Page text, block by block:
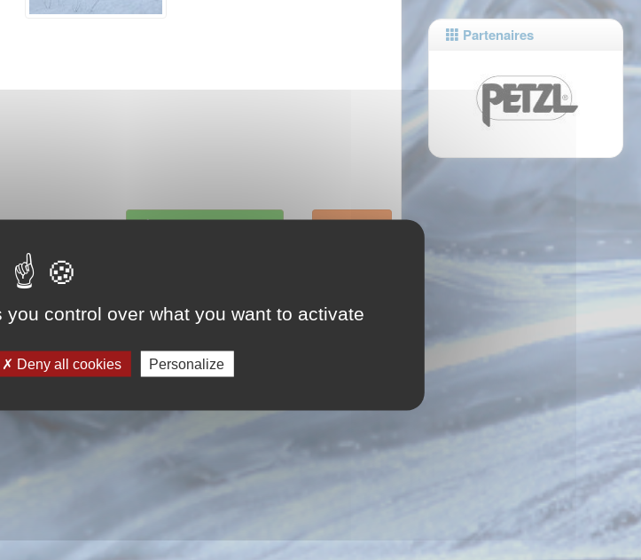
Saisissez votre sortie Historique
Partenaires
control over what you want to activate
Deny all cookies Personalize